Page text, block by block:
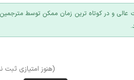
عالی و در کوتاه ترین زمان ممکن توسط
(هنوز امتیازی